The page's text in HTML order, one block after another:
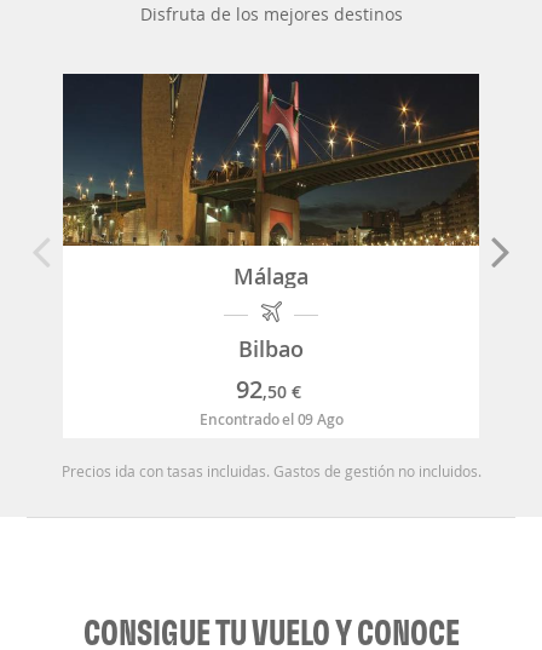
Disfruta de los mejores destinos
Málaga
Bilbao
92,50 €
Encontrado el 09 Ago
Precios ida con tasas incluidas. Gastos de gestión no incluidos.
CONSIGUE TU VUELO Y CONOCE